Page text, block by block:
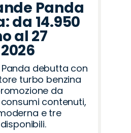
Panda
da 14.950
al 27
debutta con
turbo benzina
da
consumi contenuti,
e tre